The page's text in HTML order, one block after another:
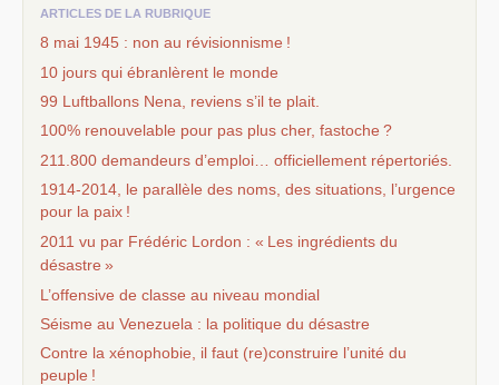
ARTICLES DE LA RUBRIQUE
8 mai 1945 : non au révisionnisme !
10 jours qui ébranlèrent le monde
99 Luftballons Nena, reviens s’il te plait.
100% renouvelable pour pas plus cher, fastoche ?
211.800 demandeurs d’emploi… officiellement répertoriés.
1914-2014, le parallèle des noms, des situations, l’urgence
pour la paix !
2011 vu par Frédéric Lordon : « Les ingrédients du
désastre »
L’offensive de classe au niveau mondial
Séisme au Venezuela : la politique du désastre
Contre la xénophobie, il faut (re)construire l’unité du
peuple !